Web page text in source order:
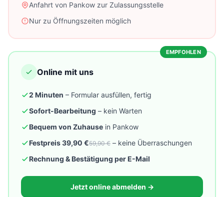
Anfahrt von Pankow zur Zulassungsstelle
Nur zu Öffnungszeiten möglich
EMPFOHLEN
Online mit uns
2 Minuten – Formular ausfüllen, fertig
Sofort-Bearbeitung – kein Warten
Bequem von Zuhause in Pankow
Festpreis 39,90 €59,90 € – keine Überraschungen
Rechnung & Bestätigung per E-Mail
Jetzt online abmelden →